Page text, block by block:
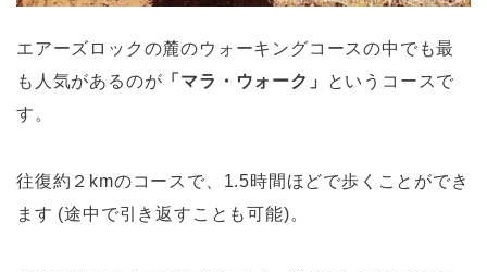
エアーズロックの麓のウォーキングコースの中でも最
も人気があるのが 「マラ・ウォーク」
というコースで
す。
往復約２kmのコースで、1.5時間ほどで歩くことができ
ます (途中で引き返すことも可能)。